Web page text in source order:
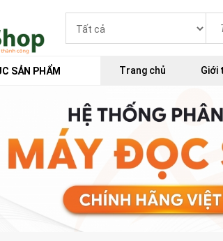
SẢN PHẨM Trang chủ Giới